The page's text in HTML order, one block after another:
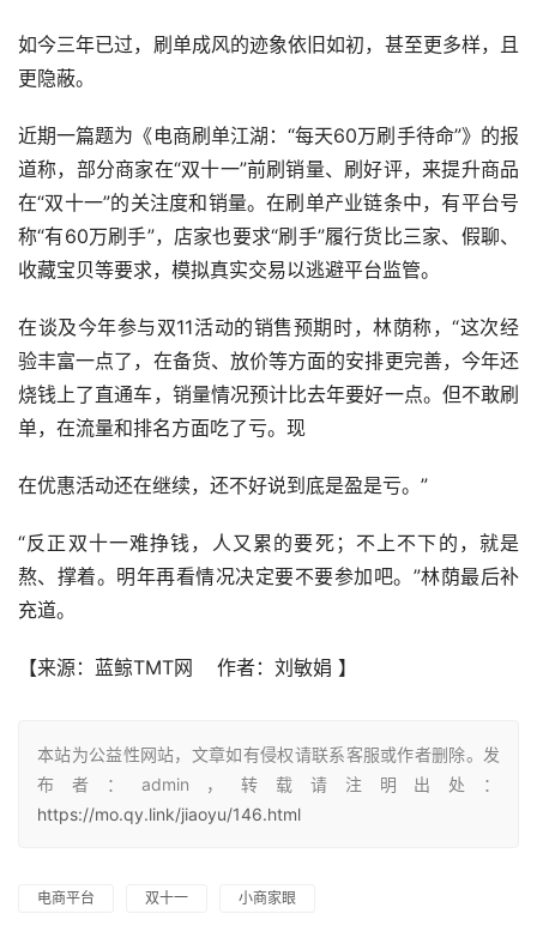
如今三年已过，刷单成风的迹象依旧如初，甚至更多样，且
更隐蔽。
近期一篇题为《电商刷单江湖：“每天60万刷手待命”》的报
道称，部分商家在“双十一”前刷销量、刷好评，来提升商品
在“双十一”的关注度和销量。在刷单产业链条中，有平台号
称“有60万刷手”，店家也要求“刷手”履行货比三家、假聊、
收藏宝贝等要求，模拟真实交易以逃避平台监管。
在谈及今年参与双11活动的销售预期时，林荫称，“这次经
验丰富一点了，在备货、放价等方面的安排更完善，今年还
烧钱上了直通车，销量情况预计比去年要好一点。但不敢刷
单，在流量和排名方面吃了亏。现
在优惠活动还在继续，还不好说到底是盈是亏。”
“反正双十一难挣钱，人又累的要死；不上不下的，就是
熬、撑着。明年再看情况决定要不要参加吧。”林荫最后补
充道。
【来源：蓝鲸TMT网    作者：刘敏娟 】
本站为公益性网站，文章如有侵权请联系客服或作者删除。发
布者：admin，转载请注明出处：
https://mo.qy.link/jiaoyu/146.html
电商平台 双十一 小商家眼